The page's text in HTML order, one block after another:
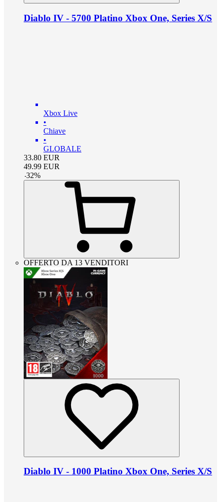
Diablo IV - 5700 Platino Xbox One, Series X/S
Xbox Live
•
Chiave
•
GLOBALE
33.80 EUR
49.99 EUR
-32%
OFFERTO DA 13 VENDITORI
Diablo IV - 1000 Platino Xbox One, Series X/S